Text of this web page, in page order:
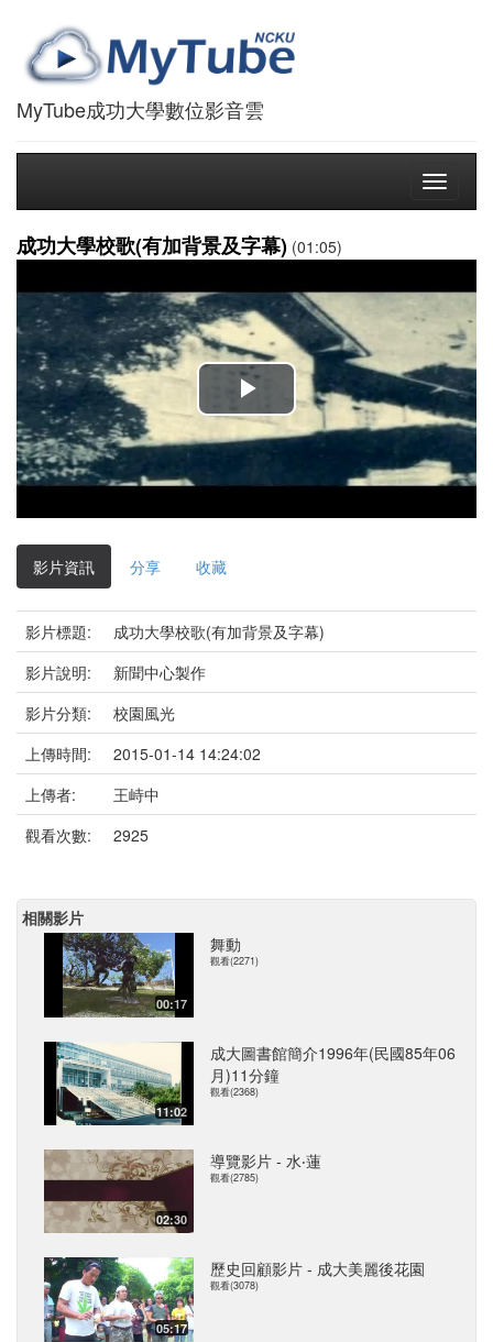
MyTube成功大學數位影音雲
Toggle
成功大學校歌(有加背景及字幕) (01:05)
播
影
影片資訊 分享 收藏
影片標題:
成功大學校歌(有加背景及字幕)
影片說明:
新聞中心製作
影片分類:
校園風光
上傳時間:
2015-01-14 14:24:02
上傳者:
王峙中
觀看次數:
2925
相關影片
00:17
舞動
觀看(2271)
11:02
成大圖書館簡介1996年(民國85年06
月)11分鐘
觀看(2368)
02:30
導覽影片 - 水‧蓮
觀看(2785)
05:17
歷史回顧影片 - 成大美麗後花園
觀看(3078)